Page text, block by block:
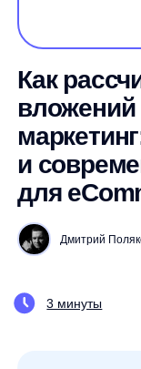
Как
вложений в
маркетинг:
и
для
Дмитрий Поляков /
и повышайте